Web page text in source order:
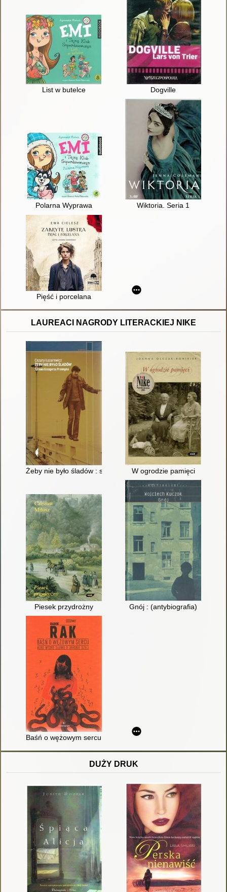
List w butelce Dogville
Polarna Wyprawa Wiktoria. Seria 1
Pięść i porcelana
LAUREACI NAGRODY LITERACKIEJ NIKE
Żeby nie było śladów : sprawa Grzegorza Przemyka
W ogrodzie pamięci
Piesek przydrożny Gnój : (antybiografia)
Baśń o wężowym sercu albo Wtóre słowo o Jakóbie Szeli
DUŻY DRUK